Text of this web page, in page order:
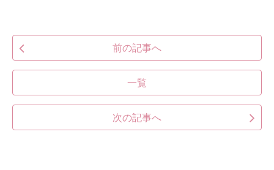
前の記事へ
一覧
次の記事へ